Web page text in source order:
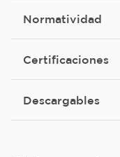
Normatividad
Certificaciones
Descargables